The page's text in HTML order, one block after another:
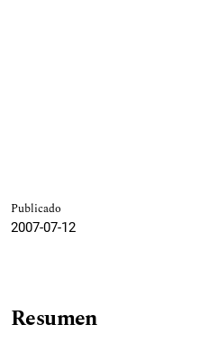
Publicado
2007-07-12
Resumen